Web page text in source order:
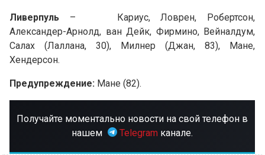
Ливерпуль – Кариус, Ловрен, Робертсон,
Александер-Арнолд, ван Дейк, Фирмино, Вейналдум,
Салах (Лаллана, 30), Милнер (Джан, 83), Мане,
Хендерсон.
Предупреждение: Мане (82).
Получайте моментально новости на свой телефон в
нашем
Telegram канале.